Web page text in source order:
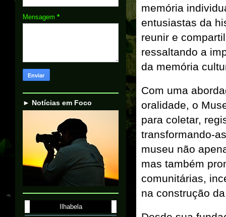
memória
entusiastas da
reunir e
ressaltando a
da memória
Com uma
oralidade, o
para coletar,
transformando-
museu não
mas também
comunitárias,
na construção
Mensagem *
► Notícias em Foco
Ilhabela